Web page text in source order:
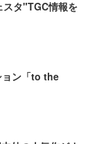
スタ"TGC情報を
ン「to the